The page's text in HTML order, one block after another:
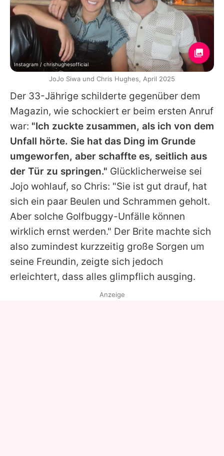
Der 33-Jährige schilderte gegenüber dem
Magazin, wie schockiert er beim ersten Anruf
war: "Ich zuckte zusammen, als ich von dem
Unfall hörte. Sie hat das Ding im Grunde
umgeworfen, aber schaffte es, seitlich aus
der Tür zu springen." Glücklicherweise sei
Jojo wohlauf, so Chris: "Sie ist gut drauf, hat
sich ein paar Beulen und Schrammen geholt.
Aber solche Golfbuggy-Unfälle können
wirklich ernst werden." Der Brite machte sich
also zumindest kurzzeitig große Sorgen um
seine Freundin, zeigte sich jedoch
erleichtert, dass alles glimpflich ausging.
Instagram / chrishughesofficial
JoJo Siwa und Chris Hughes, April 2025
Anzeige